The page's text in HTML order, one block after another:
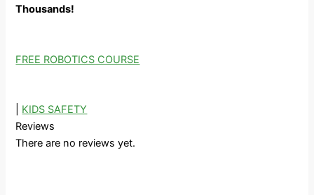
Thousands!
FREE ROBOTICS COURSE
KIDS SAFETY
Reviews
There are no reviews yet.